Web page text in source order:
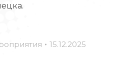
15.12.2025